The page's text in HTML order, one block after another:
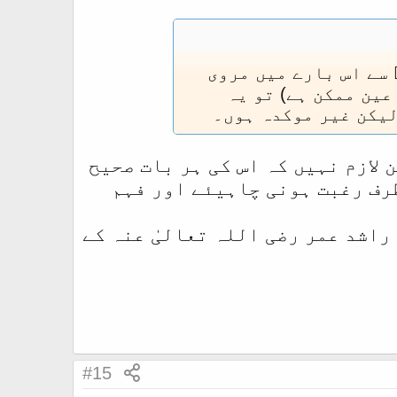
علیہ وسلم گیارہ
مِنْ حَدِيثِ عَائِشَةَ
عَشَرَ انْتَهَى.
سے ثابت ہے کہ وہ
وتر) ہیں۔ تو ہمارے مشائخ کے اصول کے
دیتا ہے ،
اس بارے میں مروی
ممکن ہے) تو یہ
غیر موکدہ ہوں۔
نہیں کہ اس کی ہر بات صحیح
رغبت ہونی چاہیئے اور فہم
عمر رضی اللہ تعالیٰ عنہ کے
#15